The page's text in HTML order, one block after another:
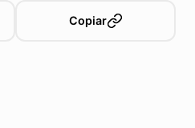
Copiar